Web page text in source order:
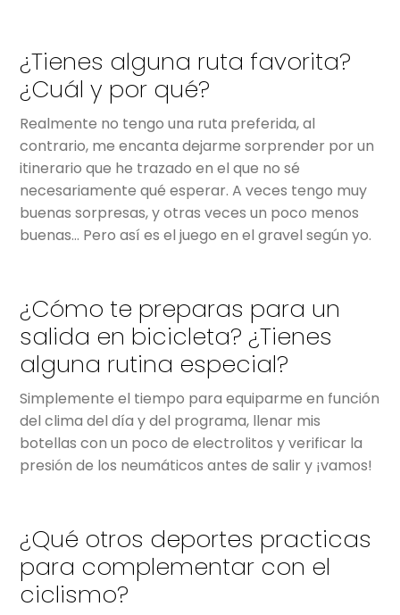
¿Tienes alguna ruta favorita?
¿Cuál y por qué?
Realmente no tengo una ruta preferida, al
contrario, me encanta dejarme sorprender por un
itinerario que he trazado en el que no sé
necesariamente qué esperar. A veces tengo muy
buenas sorpresas, y otras veces un poco menos
buenas… Pero así es el juego en el gravel según yo.
¿Cómo te preparas para un
salida en bicicleta? ¿Tienes
alguna rutina especial?
Simplemente el tiempo para equiparme en función
del clima del día y del programa, llenar mis
botellas con un poco de electrolitos y verificar la
presión de los neumáticos antes de salir y ¡vamos!
¿Qué otros deportes practicas
para complementar con el
ciclismo?